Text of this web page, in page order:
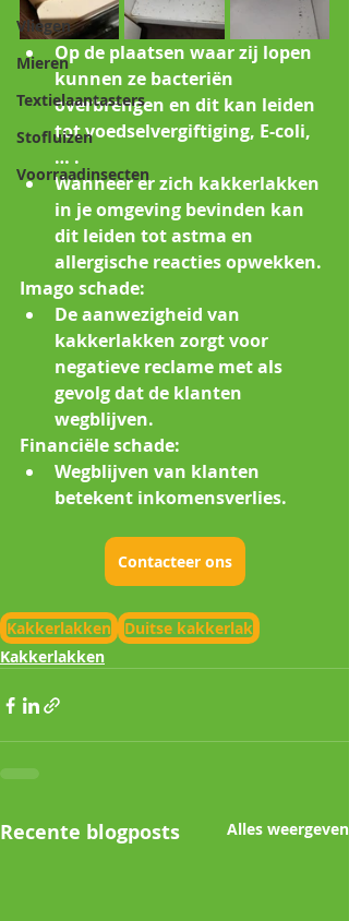
Vliegen
Mieren
Textielaantasters
Stofluizen
Voorraadinsecten
Op de plaatsen waar zij lopen
kunnen ze bacteriën
overbrengen en dit kan leiden
tot voedselvergiftiging, E-coli,
… .
Wanneer er zich kakkerlakken
in je omgeving bevinden kan
dit leiden tot astma en
allergische reacties opwekken.
Imago schade:
De aanwezigheid van
kakkerlakken zorgt voor
negatieve reclame met als
gevolg dat de klanten
wegblijven.
Financiële schade:
Wegblijven van klanten
betekent inkomensverlies.
Contacteer ons
Kakkerlakken
Duitse kakkerlak
Kakkerlakken
Recente blogposts Alles weergeven